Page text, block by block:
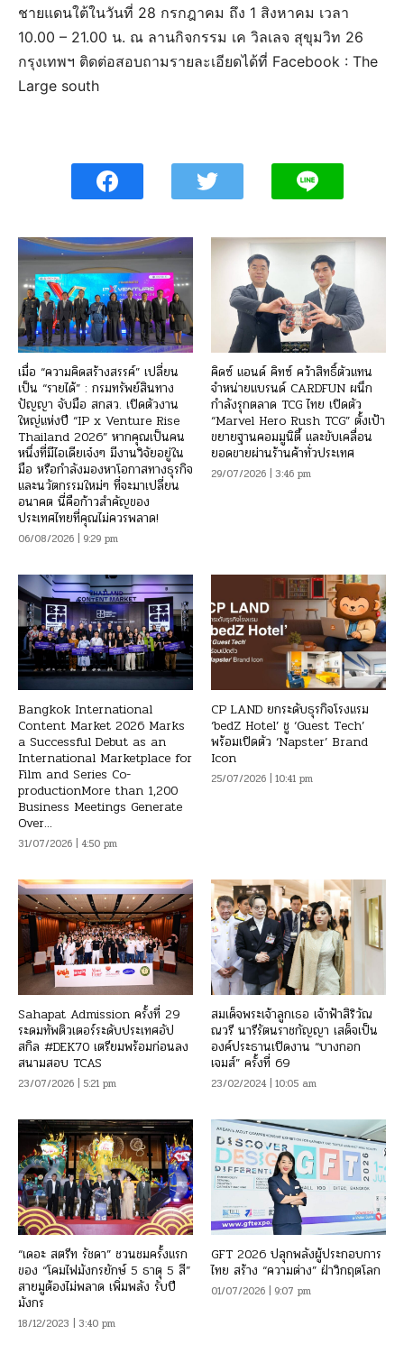
ชายแดนใต้ในวันที่ 28 กรกฎาคม ถึง 1 สิงหาคม เวลา
10.00 – 21.00 น. ณ ลานกิจกรรม เค วิลเลจ สุขุมวิท 26
กรุงเทพฯ ติดต่อสอบถามรายละเอียดได้ที่ Facebook : The
Large south
เมื่อ “ความคิดสร้างสรรค์” เปลี่ยน
เป็น “รายได้” : กรมทรัพย์สินทาง
ปัญญา จับมือ สกสว. เปิดตัวงาน
ใหญ่แห่งปี “IP x Venture Rise
Thailand 2026” หากคุณเป็นคน
หนึ่งที่มีไอเดียเจ๋งๆ มีงานวิจัยอยู่ใน
มือ หรือกำลังมองหาโอกาสทางธุรกิจ
และนวัตกรรมใหม่ๆ ที่จะมาเปลี่ยน
อนาคต นี่คือก้าวสำคัญของ
ประเทศไทยที่คุณไม่ควรพลาด!
06/08/2026 | 9:29 pm
คิดซ์ แอนด์ คิทซ์ คว้าสิทธิ์ตัวแทน
จำหน่ายแบรนด์ CARDFUN ผนึก
กำลังรุกตลาด TCG ไทย เปิดตัว
“Marvel Hero Rush TCG” ตั้งเป้า
ขยายฐานคอมมูนิตี้ และขับเคลื่อน
ยอดขายผ่านร้านค้าทั่วประเทศ
29/07/2026 | 3:46 pm
Bangkok International
Content Market 2026 Marks
a Successful Debut as an
International Marketplace for
Film and Series Co-
productionMore than 1,200
Business Meetings Generate
Over...
31/07/2026 | 4:50 pm
CP LAND ยกระดับธุรกิจโรงแรม
‘bedZ Hotel’ ชู ‘Guest Tech’
พร้อมเปิดตัว ‘Napster’ Brand
Icon
25/07/2026 | 10:41 pm
Sahapat Admission ครั้งที่ 29
ระดมทัพติวเตอร์ระดับประเทศอัป
สกิล #DEK70 เตรียมพร้อมก่อนลง
สนามสอบ TCAS
23/07/2026 | 5:21 pm
สมเด็จพระเจ้าลูกเธอ เจ้าฟ้าสิริวัณ
ณวรี นารีรัตนราชกัญญา เสด็จเป็น
องค์ประธานเปิดงาน “บางกอก
เจมส์” ครั้งที่ 69
23/02/2024 | 10:05 am
“เดอะ สตรีท รัชดา” ชวนชมครั้งแรก
ของ “โคมไฟมังกรยักษ์ 5 ธาตุ 5 สี”
สายมูต้องไม่พลาด เพิ่มพลัง รับปี
มังกร
18/12/2023 | 3:40 pm
GFT 2026 ปลุกพลังผู้ประกอบการ
ไทย สร้าง “ความต่าง” ฝ่าวิกฤตโลก
01/07/2026 | 9:07 pm